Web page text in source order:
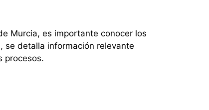
Murcia, es importante conocer los
se detalla información relevante
procesos.